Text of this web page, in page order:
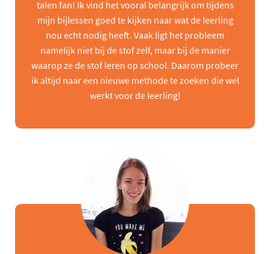
talen fan! Ik vind het vooral belangrijk om tijdens
mijn bijlessen goed te kijken naar wat de leerling
nou echt nodig heeft. Vaak ligt het probleem
namelijk niet bij de stof zelf, maar bij de manier
waarop ze de stof leren op school. Daarom probeer
ik altijd naar een nieuwe methode te zoeken die wel
werkt voor de leerling!